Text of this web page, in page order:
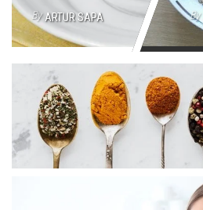
By ARTUR SAPA By